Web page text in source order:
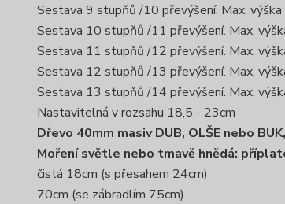
Sestava 9 stupňů /10 převýšení. Max.
Sestava 10 stupňů /11 převýšení. Max.
Sestava 11 stupňů /12 převýšení. Max.
Sestava 12 stupňů /13 převýšení. Max.
Sestava 13 stupňů /14 převýšení. Max.
Nastavitelná v rozsahu 18,5 - 23cm
Dřevo 40mm masiv DUB, OLŠE nebo
Moření světle nebo tmavě hnědá:
čistá 18cm (s přesahem 24cm)
70cm (se zábradlím 75cm)